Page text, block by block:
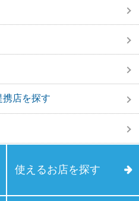
携店を探す